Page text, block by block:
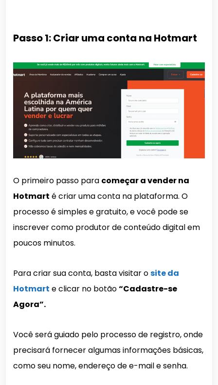
Passo 1: Criar uma conta na Hotmart
O primeiro passo para começar a vender na
Hotmart é criar uma conta na plataforma. O
processo é simples e gratuito, e você pode se
inscrever como produtor de conteúdo digital em
poucos minutos.
Para criar sua conta, basta visitar osite da
Hotmart e clicar no botão“Cadastre-se
Agora”.
Você será guiado pelo processo de registro, onde
precisará fornecer algumas informações básicas,
como seu nome, endereço de e-mail e senha.